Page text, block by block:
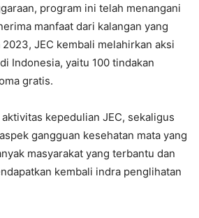
program ini telah menangani
manfaat dari kalangan yang
JEC kembali melahirkan aksi
Indonesia, yaitu 100 tindakan
gratis.
kepedulian JEC, sekaligus
gangguan kesehatan mata yang
masyarakat yang terbantu dan
kembali indra penglihatan